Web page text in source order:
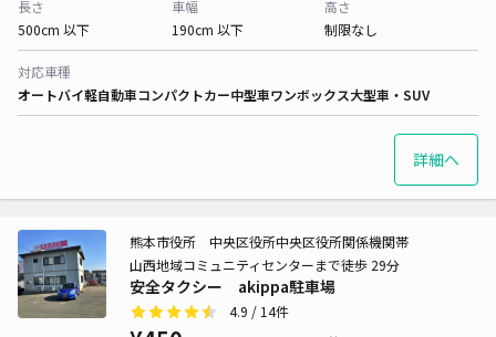
長さ
500cm 以下
車幅
190cm 以下
高さ
制限なし
対応車種
オートバイ軽自動車コンパクトカー中型車ワンボックス大型車・SUV
詳細へ
安全タクシー akippa駐車場
熊本市役所 中央区役所中央区役所関係機関帯
山西地域コミュニティセンターまで徒歩 29分
4.9 / 14件